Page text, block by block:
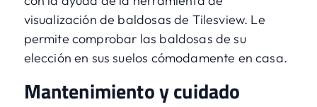
visualización de baldosas de Tilesview. Le
permite comprobar las baldosas de su
elección en sus suelos cómodamente en casa.
Mantenimiento y cuidado